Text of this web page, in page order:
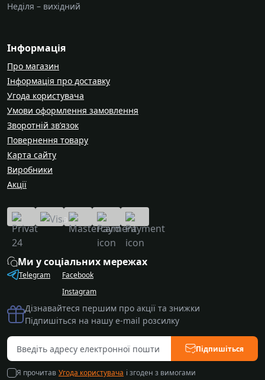
Неділя – вихідний
Інформація
Про магазин
Інформація про доставку
Угода користувача
Умови оформлення замовлення
Зворотній зв’язок
Повернення товару
Карта сайту
Виробники
Акції
Ми у соціальних мережах
Telegram
Facebook
Instagram
Дізнавайтеся першим про акції та знижки
Підпишіться на нашу e-mail розсилку
Підпишіться
Я прочитав Угода користувача і згоден з вимогами